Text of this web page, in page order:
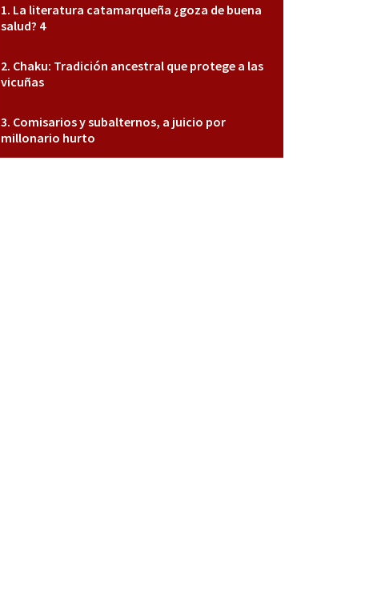
La literatura catamarqueña ¿goza de buena
salud? 4
Chaku: Tradición ancestral que protege a las
vicuñas
Comisarios y subalternos, a juicio por
millonario hurto